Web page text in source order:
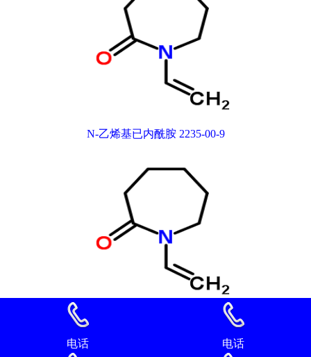
N-乙烯基已内酰胺 2235-00-9
N-乙烯基已内酰胺 2235-00-9
电话 电话